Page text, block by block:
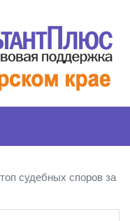
судебных споров за